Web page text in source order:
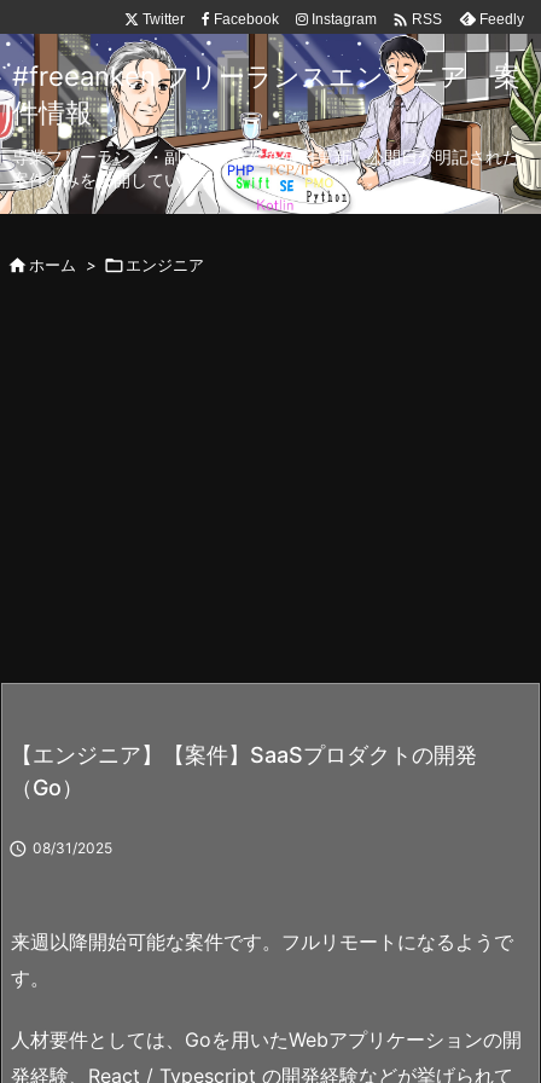
Twitter Facebook Instagram  RSS Feedly
#freeanken フリーランスエンジニア 案
件情報
専業フリーランス・副業向け案件を毎日更新！公開日が明記された
案件のみを公開しています。
ホーム > エンジニア
【エンジニア】【案件】SaaSプロダクトの開発
（Go）
 08/31/2025
来週以降開始可能な案件です。フルリモートになるようで
す。
人材要件としては、Goを用いたWebアプリケーションの開
発経験、React / Typescript の開発経験などが挙げられて